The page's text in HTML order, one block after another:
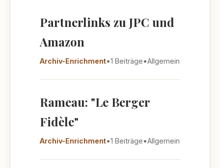
Partnerlinks zu JPC und
Amazon
Archiv-Enrichment•1 Beiträge•Allgemein
Rameau: "Le Berger
Fidèle"
Archiv-Enrichment•1 Beiträge•Allgemein